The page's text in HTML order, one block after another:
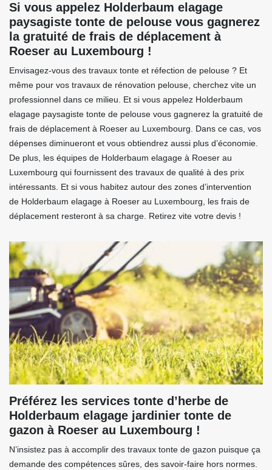
Si vous appelez Holderbaum elagage
paysagiste tonte de pelouse vous gagnerez
la gratuité de frais de déplacement à
Roeser au Luxembourg !
Envisagez-vous des travaux tonte et réfection de pelouse ? Et
même pour vos travaux de rénovation pelouse, cherchez vite un
professionnel dans ce milieu. Et si vous appelez Holderbaum
elagage paysagiste tonte de pelouse vous gagnerez la gratuité de
frais de déplacement à Roeser au Luxembourg. Dans ce cas, vos
dépenses diminueront et vous obtiendrez aussi plus d’économie.
De plus, les équipes de Holderbaum elagage à Roeser au
Luxembourg qui fournissent des travaux de qualité à des prix
intéressants. Et si vous habitez autour des zones d’intervention
de Holderbaum elagage à Roeser au Luxembourg, les frais de
déplacement resteront à sa charge. Retirez vite votre devis !
Préférez les services tonte d’herbe de
Holderbaum elagage jardinier tonte de
gazon à Roeser au Luxembourg !
N’insistez pas à accomplir des travaux tonte de gazon puisque ça
demande des compétences sûres, des savoir-faire hors normes.